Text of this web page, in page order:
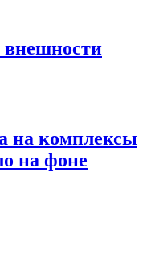
внешности
на комплексы
на фоне